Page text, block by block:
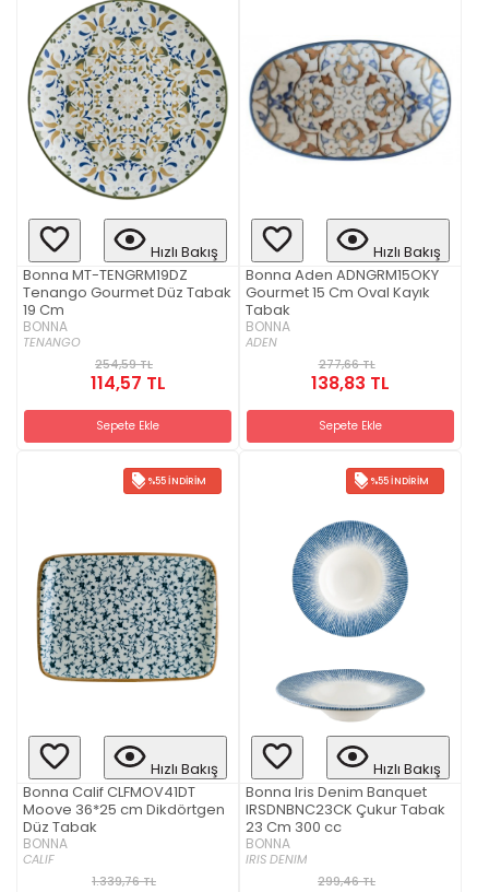
Hızlı Bakış
Bonna MT-TENGRM19DZ
Tenango Gourmet Düz Tabak
19 Cm
BONNA
TENANGO
254,59 TL
114,57 TL
Sepete Ekle
Hızlı Bakış
Bonna Aden ADNGRM15OKY
Gourmet 15 Cm Oval Kayık
Tabak
BONNA
ADEN
277,66 TL
138,83 TL
Sepete Ekle
%55 İNDIRIM
Hızlı Bakış
Bonna Calif CLFMOV41DT
Moove 36*25 cm Dikdörtgen
Düz Tabak
BONNA
CALIF
1.339,76 TL
%55 İNDIRIM
Hızlı Bakış
Bonna Iris Denim Banquet
IRSDNBNC23CK Çukur Tabak
23 Cm 300 cc
BONNA
IRIS DENIM
299,46 TL